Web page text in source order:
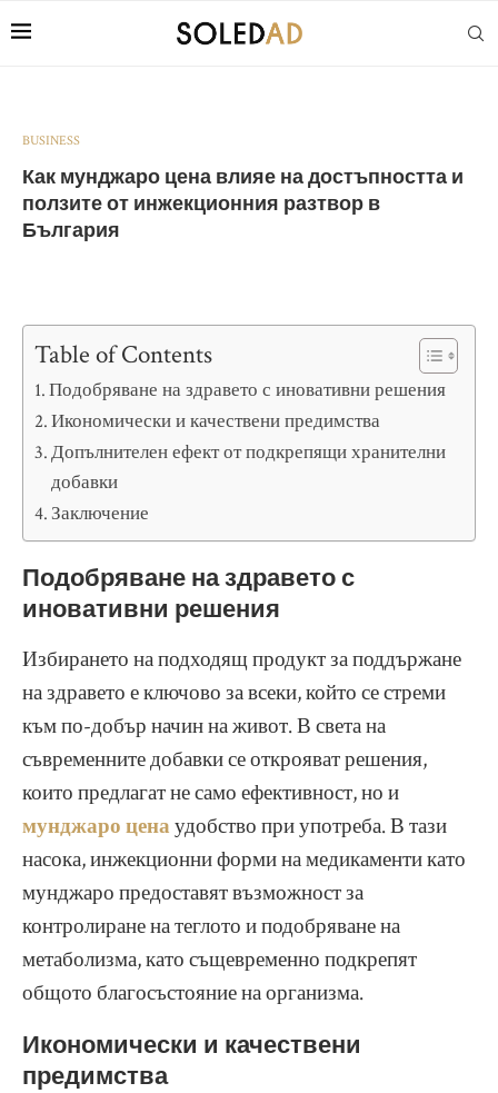
BUSINESS
Как мунджаро цена влияе на достъпността и
ползите от инжекционния разтвор в
България
Table of Contents
Подобряване на здравето с иновативни решения
Икономически и качествени предимства
Допълнителен ефект от подкрепящи хранителни
добавки
Заключение
Подобряване на здравето с
иновативни решения
Избирането на подходящ продукт за поддържане
на здравето е ключово за всеки, който се стреми
към по-добър начин на живот. В света на
съвременните добавки се открояват решения,
които предлагат не само ефективност, но и
мунджаро цена удобство при употреба. В тази
насока, инжекционни форми на медикаменти като
мунджаро предоставят възможност за
контролиране на теглото и подобряване на
метаболизма, като същевременно подкрепят
общото благосъстояние на организма.
Икономически и качествени
предимства